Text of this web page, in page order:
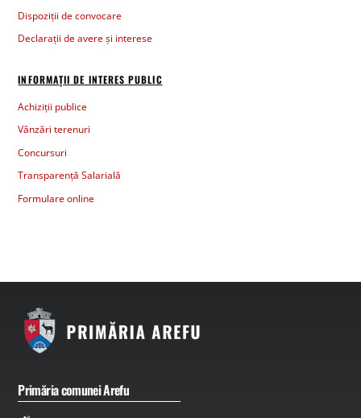
Dispoziții de convocare
Declarații de avere și interese
INFORMAȚII DE INTERES PUBLIC
Achiziții publice
Vânzări terenuri
Concursuri
Transparență Salarială
Formulare online
Primăria comunei Arefu